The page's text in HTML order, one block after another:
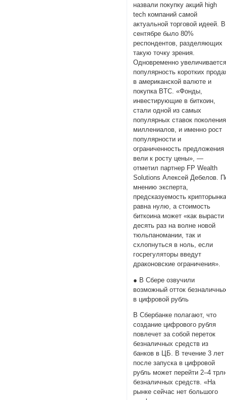
назвали покупку акций high
tech компаний самой
актуальной торговой идеей. В
сентябре было 80%
респондентов, разделяющих
такую точку зрения.
Одновременно
популярность коротких
в американской валюте и
покупка BTC. «Фонды,
инвестирующие в биткоин,
стали одной из самых
популярных ставок поколения
миллениалов, и именно рост
популярности и
ограниченность предложения
вели к росту цены», —
отметил партнер FP Wealth
Solutions Алексей Дебелов.
мнению эксперта,
предсказуемость
равна нулю, а стоимость
биткоина может «как вырасти
десять раз на волне новой
тюльпаномании, так и
схлопнуться в ноль, если
госрегуляторы введут
драконовские ограничения».
● В Сбере озвучили
возможный отток
в цифровой рубль
В Сбербанке полагают, что
создание цифрового рубля
повлечет за собой переток
безналичных средств из
банков в ЦБ. В течение 3 лет
после запуска в цифровой
рубль может перейти 2–4
безналичных средств. «На
рынке сейчас нет большого